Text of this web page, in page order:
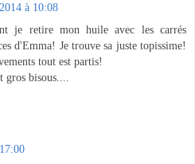
à 10:08
je retire mon huile avec les carrés
d'Emma! Je trouve sa juste topissime!
tout est partis!
bisous....